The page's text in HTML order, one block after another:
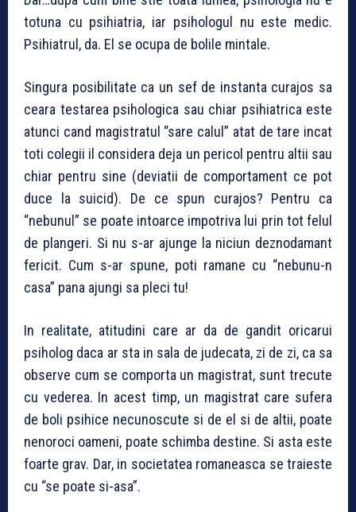
totuna cu psihiatria, iar psihologul nu este medic.
Psihiatrul, da. El se ocupa de bolile mintale.
Singura posibilitate ca un sef de instanta curajos sa
ceara testarea psihologica sau chiar psihiatrica este
atunci cand magistratul “sare calul” atat de tare incat
toti colegii il considera deja un pericol pentru altii sau
chiar pentru sine (deviatii de comportament ce pot
duce la suicid). De ce spun curajos? Pentru ca
“nebunul” se poate intoarce impotriva lui prin tot felul
de plangeri. Si nu s-ar ajunge la niciun deznodamant
fericit. Cum s-ar spune, poti ramane cu “nebunu-n
casa” pana ajungi sa pleci tu!
In realitate, atitudini care ar da de gandit oricarui
psiholog daca ar sta in sala de judecata, zi de zi, ca sa
observe cum se comporta un magistrat, sunt trecute
cu vederea. In acest timp, un magistrat care sufera
de boli psihice necunoscute si de el si de altii, poate
nenoroci oameni, poate schimba destine. Si asta este
foarte grav. Dar, in societatea romaneasca se traieste
cu “se poate si-asa”.